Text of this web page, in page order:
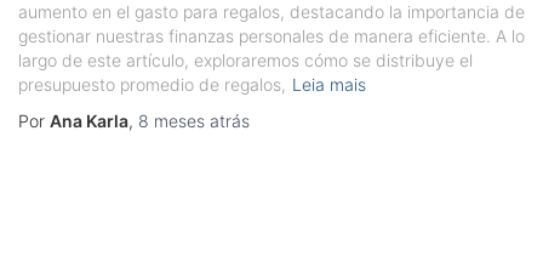
aumento en el gasto para regalos, destacando la importancia de
gestionar nuestras finanzas personales de manera eficiente. A lo
largo de este artículo, exploraremos cómo se distribuye el
presupuesto promedio de regalos, Leia mais
Por Ana Karla, 8 meses atrás